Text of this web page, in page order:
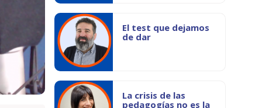
El test que dejamos
de dar
La crisis de las
pedagogías no es la